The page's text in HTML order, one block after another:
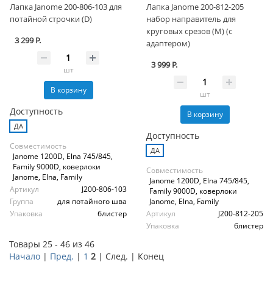
Лапка Janome 200-806-103 для
потайной строчки (D)
3 299 Р.
шт
В корзину
Доступность
ДА
Совместимость
Janome 1200D, Elna 745/845,
Family 9000D, коверлоки
Janome, Elna, Family
Артикул
J200-806-103
Группа
для потайного шва
Упаковка
блистер
Лапка Janome 200-812-205
набор направитель для
круговых срезов (М) (с
адаптером)
3 999 Р.
шт
В корзину
Доступность
ДА
Совместимость
Janome 1200D, Elna 745/845,
Family 9000D, коверлоки
Janome, Elna, Family
Артикул
J200-812-205
Упаковка
блистер
Товары 25 - 46 из 46
Начало | Пред. | 1 2 | След. | Конец